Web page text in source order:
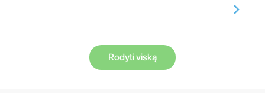
Rodyti viską